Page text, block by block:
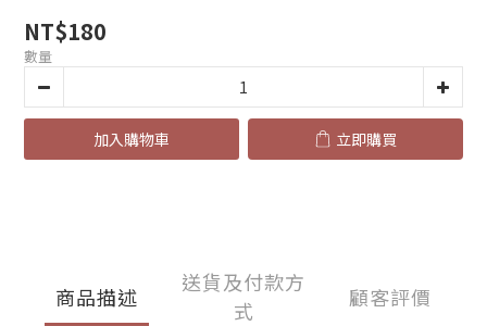
NT$180
數量
加入購物車 立即購買
商品描述
送貨及付款方
式
顧客評價